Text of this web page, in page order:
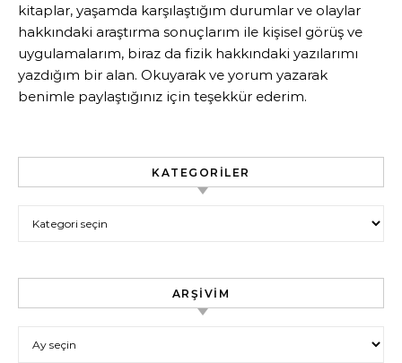
kitaplar, yaşamda karşılaştığım durumlar ve olaylar
hakkındaki araştırma sonuçlarım ile kişisel görüş ve
uygulamalarım, biraz da fizik hakkındaki yazılarımı
yazdığım bir alan. Okuyarak ve yorum yazarak
benimle paylaştığınız için teşekkür ederim.
KATEGORILER
ARŞIVIM